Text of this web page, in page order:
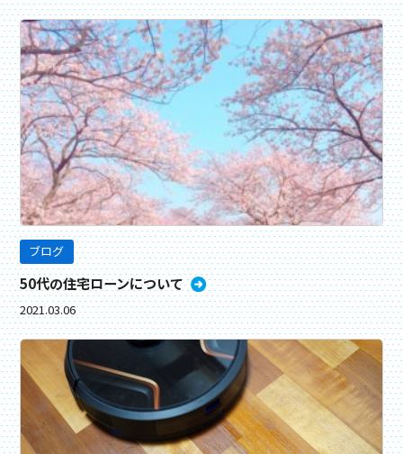
ブログ
50代の住宅ローンについて
2021.03.06